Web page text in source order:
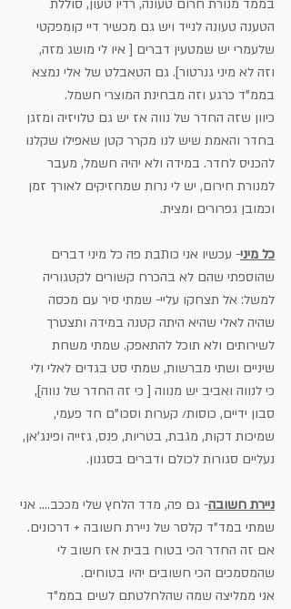
בממד מנורת חרום טעונה, רדיו טעון, סוללת
הטענה טעונה לנייד ויש גם מכשיר דיי קומפקטי
שלעמרי יש שמטעין דברים [ איו לי מושג מזה,
וזה לא מיני גנרטור]. גם הטאבלט של אלי נמצא
בממ"ד כרגע וזה מבחינת המוצרי חשמל.
כיוון שזה החדר של נווה אז יש גם טלויזיה ומזגן
בחדר והאמת שיש לנו מקרר קטן שאפילו שקלנו
להכניס לחדר. במידה ולא יהיה חשמל, מעבר
למנורת חירום, יש לי נרות שמחזיקים לאורך זמן
וכמובן גפרורים ומצית.
כל מיני- עכשיו אני כותבת פה כל מיני דברים
שהוספתי שהם לא בהכרח קשורים לקטגוריה
למשל: אל תצחקו עליי- שמתי סיר עם מכסה
שהיה לאלי שהיא היתה קטנה במידה ותצטרך
לשירותים ולא תוכל להתאפק. שמתי משחת
שיניים ושתי מברשות, שמתי סט בגדים לאלי ולי
כי לנווה ואביב יש מנווה [ כי זה החדר של נווה],
סבון ידיים, כוסות/ קערות וסכו"ם חד פעמי,
שמיכות דקות, מגבת, בטריות, פנס, גזייה ופינג'אן,
נעליים סגורות לכולם ודברים בסגנון.
ניירת חשובה- גם פה, מדד הלחץ שלי מככב.... אני
שמתי במד"ד קלסר של ניירת חשובה + דרכונים.
אם זה החדר הכי בטוח בבית אז חשוב לי
שהמסמכים הכי חשובים יהיו בטוחים.
אני ממליצה שמה שהלחלטתם לשים בממ"ד